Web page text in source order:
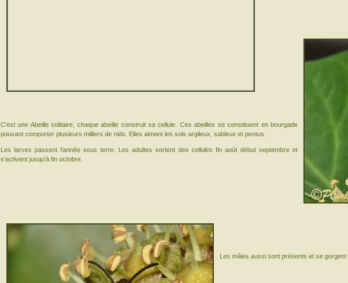
C'est une Abeille solitaire, chaque abeille construit sa cellule. Ces abeilles se constituent en bourgade
pouvant comporter plusieurs milliers de nids. Elles aiment les sols argileux, sableux et pentus.
Les larves passent l'année sous terre. Les adultes sortent des cellules fin août début septembre et
s'activent jusqu'à fin octobre.
Les mâles aussi sont présents et se gorgent